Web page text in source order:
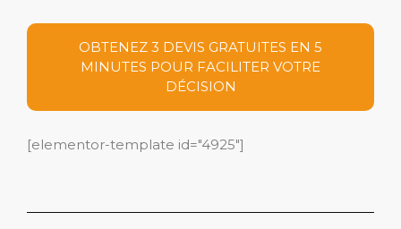
OBTENEZ 3 DEVIS GRATUITES EN 5
MINUTES POUR FACILITER VOTRE
DÉCISION
[elementor-template id="4925"]